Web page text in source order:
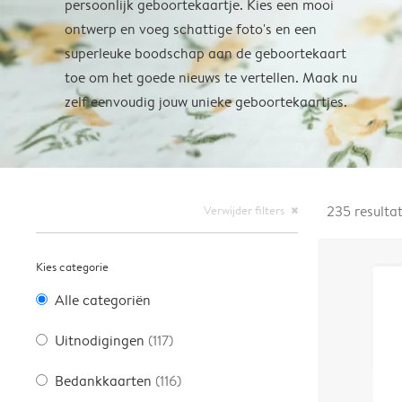
persoonlijk geboortekaartje. Kies een mooi
ontwerp en voeg schattige foto's en een
superleuke boodschap aan de geboortekaart
toe om het goede nieuws te vertellen. Maak nu
zelf eenvoudig jouw unieke geboortekaartjes.
Verwijder filters close
Kies categorie
Alle categoriën
Uitnodigingen (117)
Bedankkaarten (116)
235